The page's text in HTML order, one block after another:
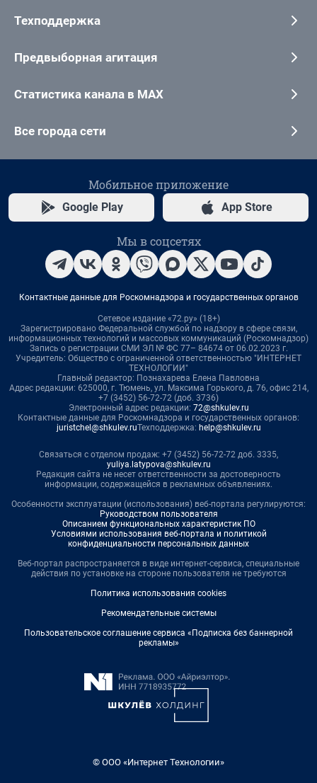
Техподдержка
Предвыборная агитация
Статистика канала в MAX
Все города сети
Мобильное приложение
Google Play App Store
Мы в соцсетях
Контактные данные для Роскомнадзора и государственных органов
Сетевое издание «72.ру» (18+)
Зарегистрировано Федеральной службой по надзору в сфере связи,
информационных технологий и массовых коммуникаций (Роскомнадзор)
Запись о регистрации СМИ ЭЛ № ФС 77– 84674 от 06.02.2023 г.
Учредитель: Общество с ограниченной ответственностью "ИНТЕРНЕТ
ТЕХНОЛОГИИ"
Главный редактор: Познахарева Елена Павловна
Адрес редакции: 625000, г. Тюмень, ул. Максима Горького, д. 76, офис 214,
+7 (3452) 56-72-72 (доб. 3736)
Электронный адрес редакции: 72@shkulev.ru
Контактные данные для Роскомнадзора и государственных органов:
juristchel@shkulev.ruТехподдержка: help@shkulev.ru
Связаться с отделом продаж: +7 (3452) 56-72-72 доб. 3335,
yuliya.latypova@shkulev.ru
Редакция сайта не несет ответственности за достоверность
информации, содержащейся в рекламных объявлениях.
Особенности эксплуатации (использования) веб-портала регулируются:
Руководством пользователя
Описанием функциональных характеристик ПО
Условиями использования веб-портала и политикой
конфиденциальности персональных данных
Веб-портал распространяется в виде интернет-сервиса, специальные
действия по установке на стороне пользователя не требуются
Политика использования cookies
Рекомендательные системы
Пользовательское соглашение сервиса «Подписка без баннерной
рекламы»
© ООО «Интернет Технологии»